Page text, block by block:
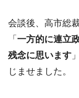
会談後、高市総
「 一方的に連立
残念に思います
じませました。